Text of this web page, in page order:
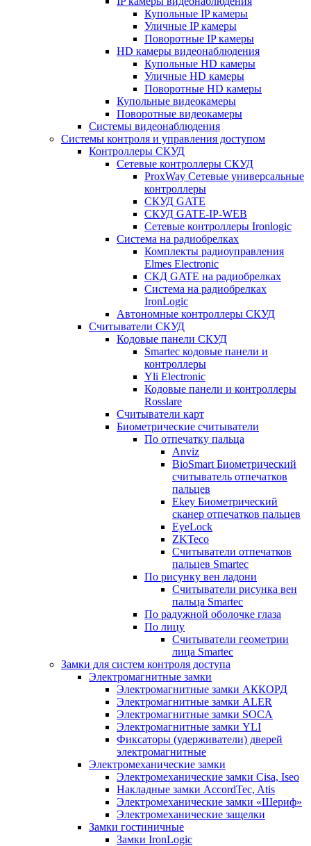
Купольные IP камеры
Уличные IP камеры
Поворотные IP камеры
HD камеры видеонаблюдения
Купольные HD камеры
Уличные HD камеры
Поворотные HD камеры
Купольные видеокамеры
Поворотные видеокамеры
Системы видеонаблюдения
Системы контроля и управления доступом
Контроллеры СКУД
Сетевые контроллеры СКУД
ProxWay Сетевые универсальные
контроллеры
СКУД GATE
СКУД GATE-IP-WEB
Сетевые контроллеры Ironlogic
Система на радиобрелках
Комплекты радиоуправления
Elmes Electronic
СКД GATE на радиобрелках
Система на радиобрелках
IronLogic
Автономные контроллеры СКУД
Считыватели СКУД
Кодовые панели СКУД
Smartec кодовые панели и
контроллеры
Yli Electronic
Кодовые панели и контроллеры
Rosslare
Считыватели карт
Биометрические считыватели
По отпечатку пальца
Anviz
BioSmart Биометрический
считыватель отпечатков
пальцев
Ekey Биометрический
сканер отпечатков пальцев
EyeLock
ZKTeco
Считыватели отпечатков
пальцев Smartec
По рисунку вен ладони
Считыватели рисунка вен
пальца Smartec
По радужной оболочке глаза
По лицу
Считыватели геометрии
лица Smartec
Замки для систем контроля доступа
Электромагнитные замки
Электромагнитные замки АККОРД
Электромагнитные замки ALER
Электромагнитные замки SOCA
Электромагнитные замки YLI
Фиксаторы (удерживатели) дверей
электромагнитные
Электромеханические замки
Электромеханические замки Cisa, Iseo
Накладные замки AccordTec, Atis
Электромеханические замки «Шериф»
Электромеханические защелки
Замки гостиничные
Замки IronLogic